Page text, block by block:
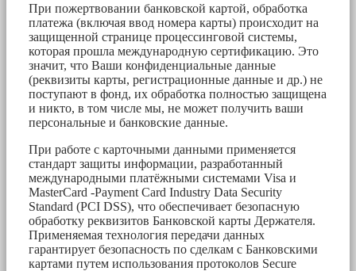
При пожертвовании банковской картой, обработка
платежа (включая ввод номера карты) происходит на
защищенной странице процессинговой системы,
которая прошла международную сертификацию. Это
значит, что Ваши конфиденциальные данные
(реквизиты карты, регистрационные данные и др.) не
поступают в фонд, их обработка полностью защищена
и никто, в том числе мы, не может получить ваши
персональные и банковские данные.
При работе с карточными данными применяется
стандарт защиты информации, разработанный
международными платёжными системами Visa и
MasterCard -Payment Card Industry Data Security
Standard (PCI DSS), что обеспечивает безопасную
обработку реквизитов Банковской карты Держателя.
Применяемая технология передачи данных
гарантирует безопасность по сделкам с Банковскими
картами путем использования протоколов Secure